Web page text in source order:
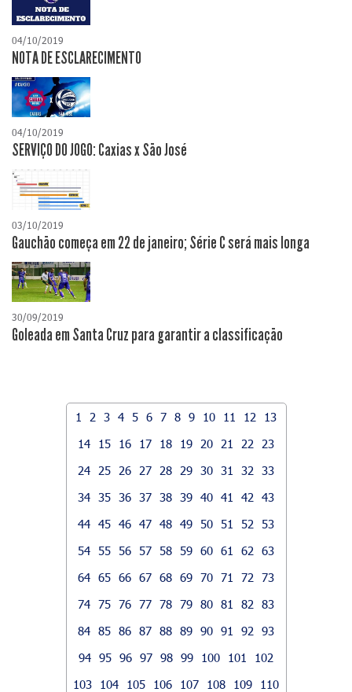
04/10/2019
NOTA DE ESCLARECIMENTO
04/10/2019
SERVIÇO DO JOGO: Caxias x São José
03/10/2019
Gauchão começa em 22 de janeiro; Série C será mais longa
30/09/2019
Goleada em Santa Cruz para garantir a classificação
1 2 3 4 5 6 7 8 9 10 11 12
13
14
15 16 17 18 19 20 21 22
23
24
25 26 27 28 29 30 31 32
33
34 35 36 37 38 39 40 41 42
43
44 45 46 47 48 49 50 51 52
53
54 55 56 57 58 59 60 61 62
63
64 65 66 67 68 69 70 71 72
73
74 75 76 77 78 79 80 81 82
83
84 85 86 87 88 89 90 91 92
93
94 95 96 97 98 99 100 101
102
103
104 105 106 107 108 109
110